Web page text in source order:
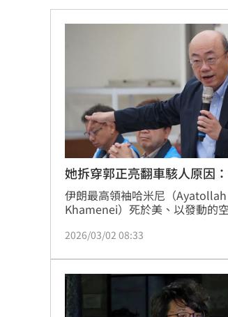
費仔確定成自由球員 下
米蘭達離婚奧蘭多布魯
美制裁杜拜加密幣交所！
美就業數據爆冷 這信號
梅西父親病逝享壽68歲
5登山客2025年雪崩失
喝錯傷身！營養師整理喝
美：東南亞詐騙園區多
拆監獄家書見「叫別人
她拆穿郭正亮翻車駭人原因
伊朗最高領袖哈米尼（
Khamenei）死於美、以發動的
朗動武「相當困難」，畫面被翻
疑美造謠產業鏈現形。
2026/03/02 08:33